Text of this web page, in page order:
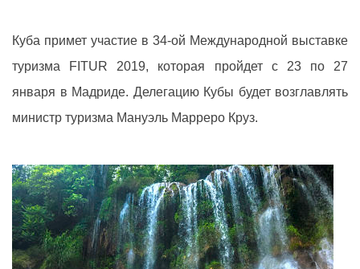
Куба примет участие в 34-ой Международной выставке
туризма FITUR 2019, которая пройдет с 23 по 27
января в Мадриде. Делегацию Кубы будет возглавлять
министр туризма Мануэль Марреро Круз.